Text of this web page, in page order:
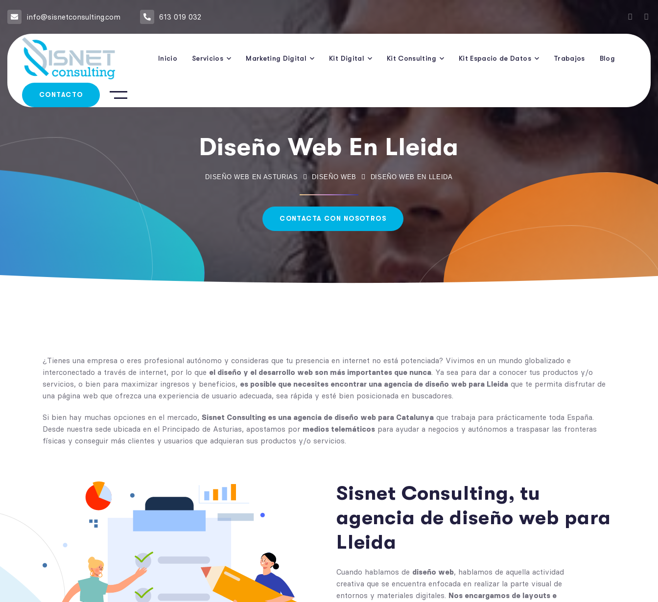
info@sisnetconsulting.com 613 019 032
Inicio Servicios Marketing Digital Kit Digital Kit Consulting Kit Espacio de Datos Trabajos Blog
CONTACTO
Diseño Web En Lleida
DISEÑO WEB EN ASTURIAS DISEÑO WEB DISEÑO WEB EN LLEIDA
CONTACTA CON NOSOTROS
¿Tienes una empresa o eres profesional autónomo y consideras que tu presencia en internet no está potenciada? Vivimos en un mundo globalizado e
interconectado a través de internet, por lo que el diseño y el desarrollo web son más importantes que nunca. Ya sea para dar a conocer tus productos y/o
servicios, o bien para maximizar ingresos y beneficios, es posible que necesites encontrar una agencia de diseño web para Lleida que te permita disfrutar de
una página web que ofrezca una experiencia de usuario adecuada, sea rápida y esté bien posicionada en buscadores.
Si bien hay muchas opciones en el mercado, Sisnet Consulting es una agencia de diseño web para Catalunya que trabaja para prácticamente toda España.
Desde nuestra sede ubicada en el Principado de Asturias, apostamos por medios telemáticos para ayudar a negocios y autónomos a traspasar las fronteras
físicas y conseguir más clientes y usuarios que adquieran sus productos y/o servicios.
Sisnet Consulting, tu
agencia de diseño web para
Lleida
Cuando hablamos de diseño web, hablamos de aquella actividad
creativa que se encuentra enfocada en realizar la parte visual de
entornos y materiales digitales. Nos encargamos de layouts e